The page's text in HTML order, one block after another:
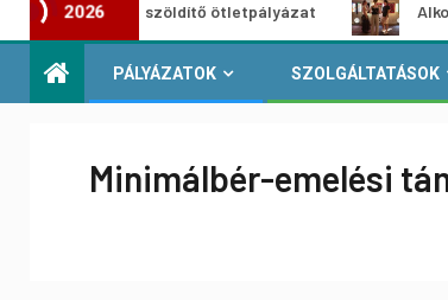
2026
Városzöldítő ötletpályázat Alkotói
PÁLYÁZATOK SZOLGÁLTATÁSOK
Minimálbér-emelési